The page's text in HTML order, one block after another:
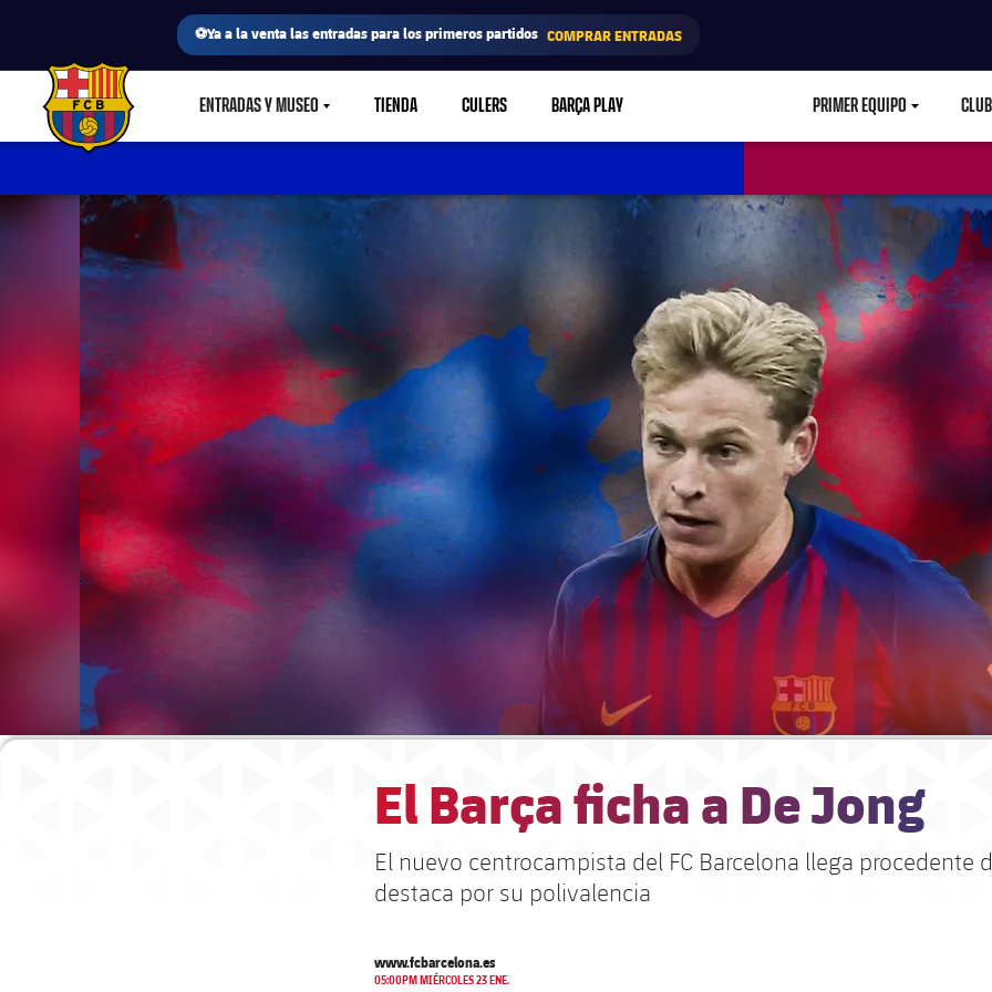
⚽Ya a la venta las entradas para los primeros partidos COMPRAR ENTRADAS
FC Barcelona club badge ENTRADAS Y MUSEOLABEL.SHARE.CARETDOWN
TIENDA CULERS BARÇA PLAY PRIMER EQUIPO CLUB
El Barça ficha a De Jong
El nuevo centrocampista del FC Barcelona llega procedente
destaca por su polivalencia
www.fcbarcelona.es
05:00PM MIÉRCOLES 23 ENE.